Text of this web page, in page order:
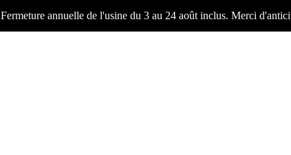
Fermeture annuelle de l'usine du 3 au 24 août inclus. Merci